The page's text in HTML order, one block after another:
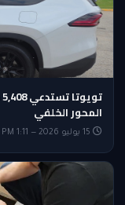
المحور الخلفي